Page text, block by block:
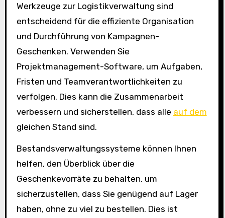
Werkzeuge zur Logistikverwaltung sind
entscheidend für die effiziente Organisation
und Durchführung von Kampagnen-
Geschenken. Verwenden Sie
Projektmanagement-Software, um Aufgaben,
Fristen und Teamverantwortlichkeiten zu
verfolgen. Dies kann die Zusammenarbeit
verbessern und sicherstellen, dass alle auf dem
gleichen Stand sind.
Bestandsverwaltungssysteme können Ihnen
helfen, den Überblick über die
Geschenkevorräte zu behalten, um
sicherzustellen, dass Sie genügend auf Lager
haben, ohne zu viel zu bestellen. Dies ist